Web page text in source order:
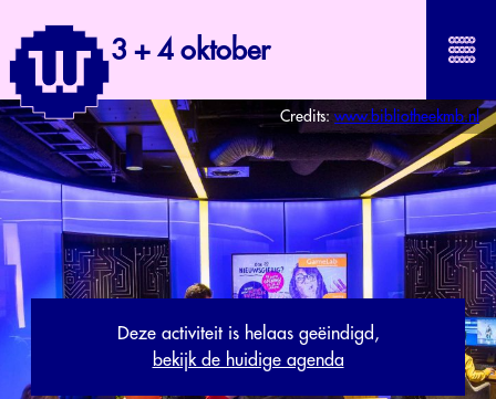
3 + 4 oktober
Credits: www.bibliotheekmb.nl
Deze activiteit is helaas geëindigd,
bekijk de huidige agenda